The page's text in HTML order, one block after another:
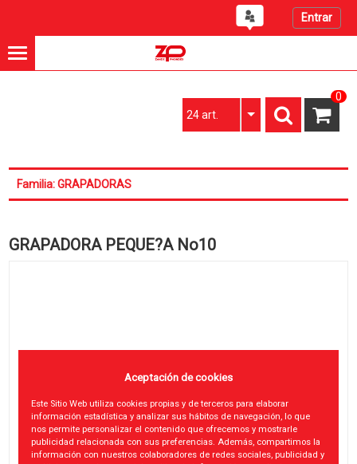
Entrar
0
24 art.
Familia: GRAPADORAS
GRAPADORA PEQUE?A No10
Aceptación de cookies
Este Sitio Web utiliza cookies propias y de terceros para elaborar
información estadística y analizar sus hábitos de navegación, lo que
nos permite personalizar el contenido que ofrecemos y mostrarle
publicidad relacionada con sus preferencias. Además, compartimos la
información con nuestros colaboradores de redes sociales, publicidad y